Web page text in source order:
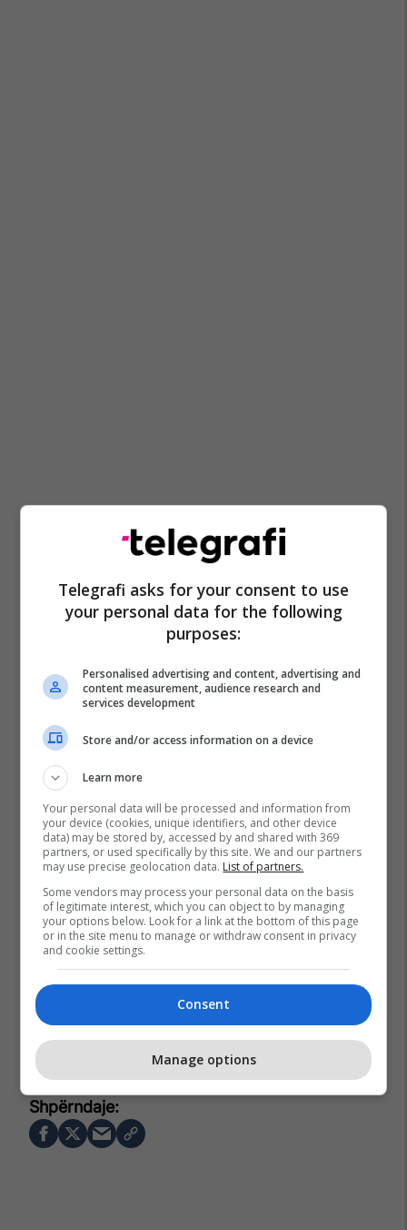
Kriza Në Ukrainë Ukraina Elon Musk
Rusia
Telegrafi asks for your consent to use
your personal data for the following
purposes:
Personalised advertising and content, advertising and
content measurement, audience research and
services development
Store and/or access information on a device
Learn more
Your personal data will be processed and information from
your device (cookies, unique identifiers, and other device
data) may be stored by, accessed by and shared with 369
partners, or used specifically by this site. We and our partners
may use precise geolocation data. List of partners.
Some vendors may process your personal data on the basis
of legitimate interest, which you can object to by managing
your options below. Look for a link at the bottom of this page
or in the site menu to manage or withdraw consent in privacy
and cookie settings.
Consent
Manage options